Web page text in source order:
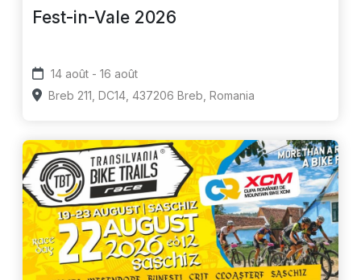
Fest-in-Vale 2026
14 août - 16 août
Breb 211, DC14, 437206 Breb, Romania